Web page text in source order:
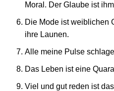
Moral. Der Glaube ist
Die Mode ist weiblichen
ihre Launen.
Alle meine Pulse
Das Leben ist eine
Viel und gut reden ist